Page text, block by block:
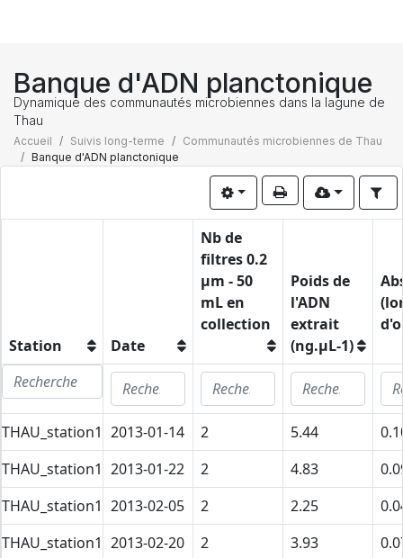
Banque d'ADN planctonique
Dynamique des communautés microbiennes dans la lagune de
Thau
Accueil Suivis long-terme
Communautés microbiennes de Thau
Banque d'ADN planctonique
Station Date
Nb de
filtres 0.2
µm - 50
mL en
collection
Poids de
l'ADN
extrait
(ng.µL-1)
THAU_station1 2013-01-14 2 5.44
THAU_station1 2013-01-22 2 4.83
THAU_station1 2013-02-05 2 2.25
THAU_station1 2013-02-20 2 3.93